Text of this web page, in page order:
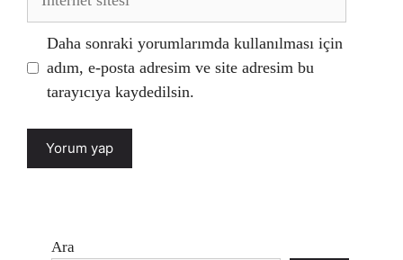
Daha sonraki yorumlarımda kullanılması için
adım, e-posta adresim ve site adresim bu
tarayıcıya kaydedilsin.
Ara